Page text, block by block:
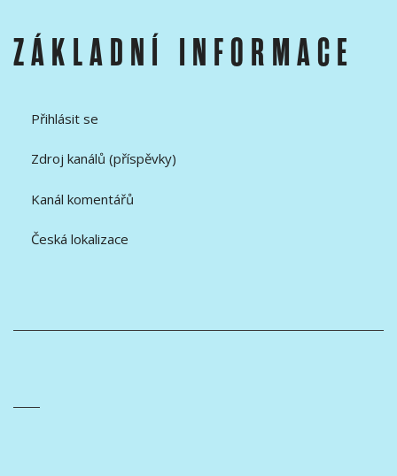
ZÁKLADNÍ INFORMACE
Přihlásit se
Zdroj kanálů (příspěvky)
Kanál komentářů
Česká lokalizace